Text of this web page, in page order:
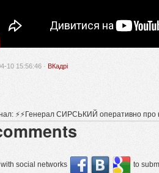
10 15:56:46 · ВКадрі
⚡⚡Генерал СИРСЬКИЙ оперативно про
social networks to